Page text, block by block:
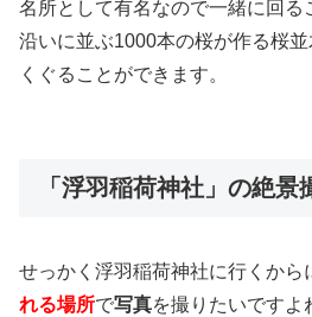
名所として有名なので一緒に回る
沿いに並ぶ1000本の桜が作る桜
くぐることができます。
「浮羽稲荷神社」の絶景
せっかく浮羽稲荷神社に行くから
れる場所で写真を撮りたいですよ